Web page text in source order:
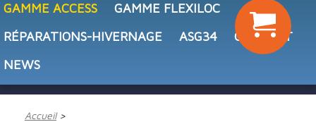
GAMME ACCESS
GAMME FLEXILOC
RÉPARATIONS-HIVERNAGE
ASG34
CONTACT
NEWS
Accueil